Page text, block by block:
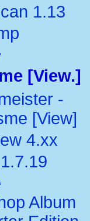
1.13
[View.]
-
[View]
4.xx
Album